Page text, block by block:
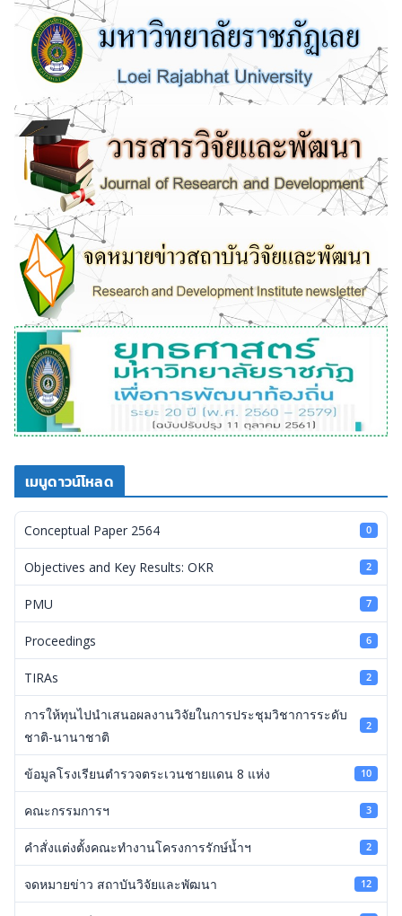
เมนูดาวน์โหลด
Conceptual Paper 2564 0
Objectives and Key Results: OKR 2
PMU 7
Proceedings 6
TIRAs 2
การให้ทุนไปนำเสนอผลงานวิจัยในการประชุมวิชาการระดับ
ชาติ-นานาชาติ
2
ข้อมูลโรงเรียนตำรวจตระเวนชายแดน 8 แห่ง 10
คณะกรรมการฯ 3
คำสั่งแต่งตั้งคณะทำงานโครงการรักษ์น้ำฯ 2
จดหมายข่าว สถาบันวิจัยและพัฒนา 12